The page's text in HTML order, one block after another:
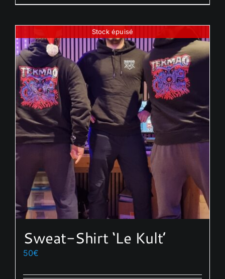
produit
plusieurs
variations.
Les
options
peuvent
être
choisies
sur
la
page
du
produit
Stock épuisé
Sweat-Shirt ‘Le Kult’
50€